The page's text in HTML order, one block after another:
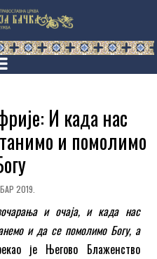
И када нас
и помолимо
2019.
и очаја, и када нас
и да се помолимо Богу, а
је Његово Блаженство